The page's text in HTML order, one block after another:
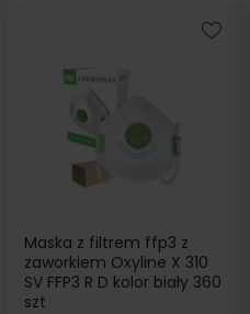
Maska z filtrem ffp3 z
zaworkiem Oxyline X 310
SV FFP3 R D kolor biały 360
szt